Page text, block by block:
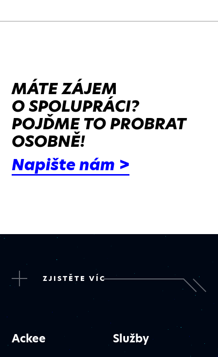
MÁTE ZÁJEM
O SPOLUPRÁCI?
POJĎME TO PROBRAT
OSOBNĚ!
Napište nám >
ZJISTĚTE VÍC
Ackee Služby